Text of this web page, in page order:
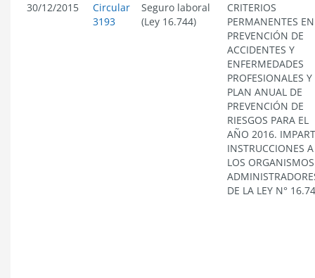
30/12/2015
Circular
3193
Seguro laboral
(Ley 16.744)
CRITERIOS
PERMANENTES EN
PREVENCIÓN DE
ACCIDENTES Y
ENFERMEDADES
PROFESIONALES Y
PLAN ANUAL DE
PREVENCIÓN DE
RIESGOS PARA EL
AÑO 2016.
INSTRUCCIONES A
LOS ORGANISMOS
DE LA LEY N°